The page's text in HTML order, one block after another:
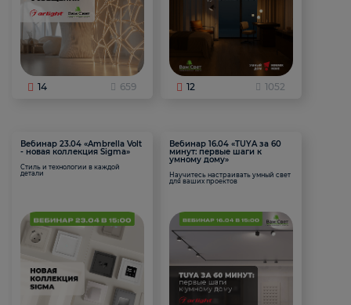
14 659 12 1052
Вебинар 23.04 «Ambrella Volt
- новая коллекция Sigma»
Стиль и технологии в каждой
детали
Вебинар 16.04 «TUYA за 60
минут: первые шаги к
умному дому»
Научитесь настраивать умный свет
для ваших проектов